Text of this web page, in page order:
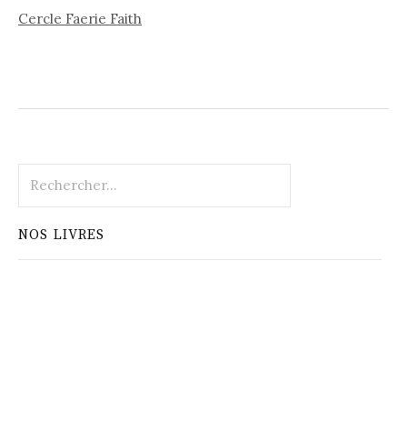
Cercle Faerie Faith
NOS LIVRES